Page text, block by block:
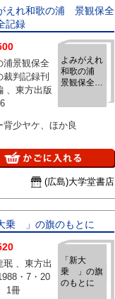
えれ和歌の浦 景観保全
記録
よみがえれ
和歌の浦
景観保全訴
浦景観保全
裁判記録刊
背少ヤケ、ほか良
(広島)大学堂書店
乗 」の旗のもとに
「新大
乗 」の旗
のもとに
方出
版 、1冊